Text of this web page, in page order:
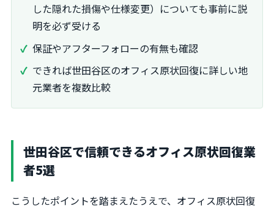
した隠れた損傷や仕様変更）についても事前に説
明を必ず受ける
保証やアフターフォローの有無も確認
できれば世田谷区のオフィス原状回復に詳しい地
元業者を複数比較
世田谷区で信頼できるオフィス原状回復業
者5選
こうしたポイントを踏まえたうえで、オフィス原状回復